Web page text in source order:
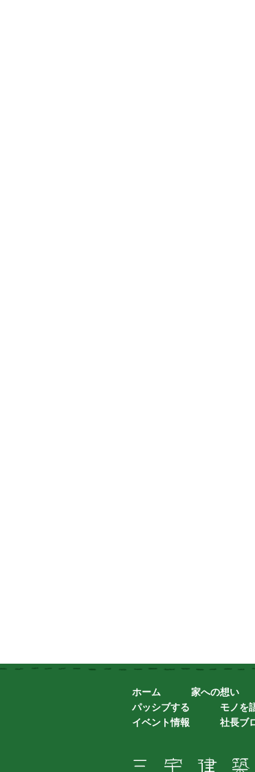
ホーム 家への想い
パッシブする
モノを
イベント情報
社長ブ